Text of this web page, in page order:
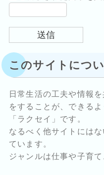
このサイトにつ
日常生活の工夫や情報
をすることが、できる
「ラクセイ」です。
なるべく他サイトには
ています。
ジャンルは仕事や子育